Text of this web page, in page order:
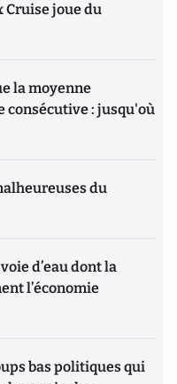
Cruise joue du
la moyenne
consécutive : jusqu'où
du
d’eau dont la
l’économie
bas politiques qui